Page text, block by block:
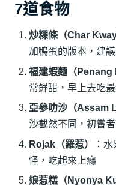
7道食物
炒粿條（Char Kway
加鴨蛋的版本，建
福建蝦麵（Penang
常鮮甜，早上去吃
亞參叻沙（Assam
沙截然不同，初嘗
Rojak（羅惹）
：
怪，吃起來上癮
娘惹糕（Nyonya